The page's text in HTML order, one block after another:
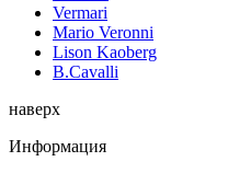
Vermari
Mario Veronni
Lison Kaoberg
B.Cavalli
наверх
Информация